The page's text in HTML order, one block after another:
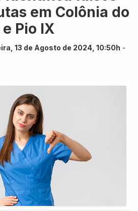
em Colônia do
Pio IX
13 de Agosto de 2024, 10:50h -